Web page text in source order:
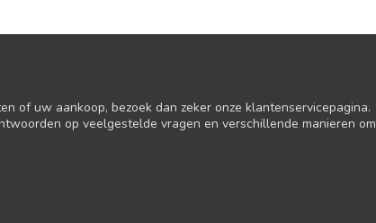
of uw aankoop, bezoek dan zeker onze klantenservicepagina.
op veelgestelde vragen en verschillende manieren om